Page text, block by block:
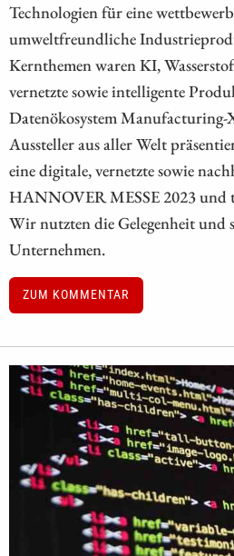
Technologien für eine
umweltfreundliche
Kernthemen waren KI,
vernetzte sowie intelligente
Datenökosystem Manufacturing-
Aussteller aus aller Welt
eine digitale, vernetzte sowie
HANNOVER MESSE 2023 und
Wir nutzten die Gelegenheit und
Unternehmen.
ZUM KOMMENTAR